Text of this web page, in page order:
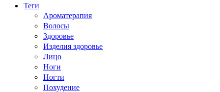
Теги
Ароматерапия
Волосы
Здоровье
Изделия здоровье
Лицо
Ноги
Ногти
Похудение